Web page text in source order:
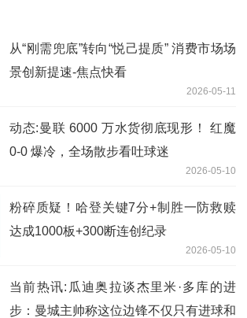
从“刚需兜底”转向“悦己提质” 消费市场场
景创新提速-焦点快看
2026-05-11
动态:曼联 6000 万水货彻底现形！ 红魔
0-0 爆冷，全场散步看吐球迷
2026-05-10
粉碎质疑！哈登关键7分+制胜一防救赎
达成1000板+300断连创纪录
2026-05-10
当前热讯:瓜迪奥拉谈杰里米·多库的进
步：曼城主帅称这位边锋不仅只有进球和